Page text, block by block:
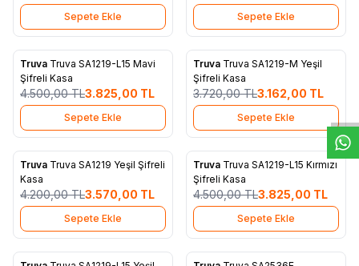
W
h
t
s
a
p
p
D
e
s
e
H
a
t
t
Sepete Ekle Sepete Ekle
%15
Favorilere Ekle
Truva Truva SA1219-L15 Mavi
Şifreli Kasa
4.500,00TL3.825,00 TL
Sepete Ekle
%15
Favorilere Ekle
Truva Truva SA1219-M Yeşil
Şifreli Kasa
3.720,00TL3.162,00 TL
Sepete Ekle
%15
Favorilere Ekle
Truva Truva SA1219 Yeşil Şifreli
Kasa
4.200,00TL3.570,00 TL
Sepete Ekle
%15
Favorilere Ekle
Truva Truva SA1219-L15 Kırmızı
Şifreli Kasa
4.500,00TL3.825,00 TL
Sepete Ekle